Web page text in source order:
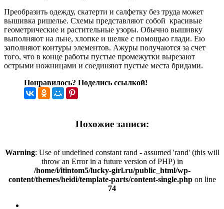
Преобразить одежду, скатерти и салфетку без труда может
вышивка ришелье. Схемы представляют собой красивые
геометрические и растительные узоры. Обычно вышивку
выполняют на льне, хлопке и шелке с помощью глади. Ею
заполняют контуры элементов. Ажуры получаются за счет
того, что в конце работы пустые промежутки вырезают
острыми ножницами и соединяют пустые места бридами.
Понравилось? Поделись ссылкой!
Похожие записи:
Warning: Use of undefined constant rand - assumed 'rand' (this will
throw an Error in a future version of PHP) in
/home/i/itintom5/lucky-girl.ru/public_html/wp-
content/themes/heidi/template-parts/content-single.phpon line
74